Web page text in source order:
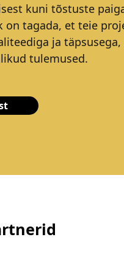
kuni tõstuste
on tagada, et teie
ja täpsusega,
tulemused.